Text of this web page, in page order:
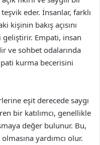
eder. İnsanlar, farklı
kişinin bakış açısını
Empati, insan
ve sohbet odalarında
kurma becerisini
eşit derecede saygı
bir katılımcı, genellikle
değer bulunur. Bu,
yardımcı olur.